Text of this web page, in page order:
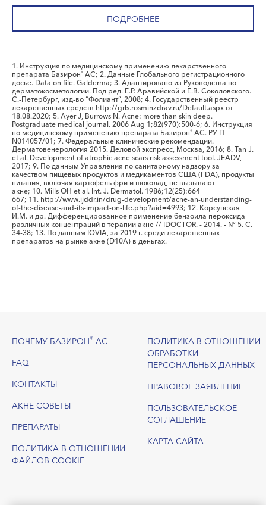
ПОДРОБНЕЕ
1. Инструкция по медицинскому применению лекарственного
препарата Базирон® АС; 2. Данные Глобального регистрационного
досье. Data on file. Galderma; 3. Адаптировано из Руководства по
дерматокосметологии. Под ред. Е.Р. Аравийской и Е.В. Соколовского.
С.-Петербург, изд-во “Фолиант”, 2008; 4. Государственный реестр
лекарственных средств http://grls.rosminzdrav.ru/Default.aspx от
18.08.2020; 5. Ayer J, Burrows N. Acne: more than skin deep.
Postgraduate medical journal. 2006 Aug 1;82(970):500-6; 6. Инструкция
по медицинскому применению препарата Базирон® АС. РУ П
N014057/01; 7. Федеральные клинические рекомендации.
Дерматовенерология 2015. Деловой экспресс, Москва, 2016; 8. Tan J.
et al. Development of atrophic acne scars risk assessment tool. JEADV,
2017; 9. По данным Управления по санитарному надзору за
качеством пищевых продуктов и медикаментов США (FDA), продукты
питания, включая картофель фри и шоколад, не вызывают
акне; 10. Mills OH et al. Int. J. Dermatol. 1986;12(25):664-
667; 11. http://www.ijddr.in/drug-development/acne-an-understanding-
of-the-disease-and-its-impact-on-life.php?aid=4993; 12. Корсунская
И.М. и др. Дифференцированное применение бензоила пероксида
различных концентраций в терапии акне // IDOCTOR. - 2014. - № 5. С.
34-38; 13. По данным IQVIA, за 2019 г. среди лекарственных
препаратов на рынке акне (D10A) в деньгах.
Footer
ПОЧЕМУ БАЗИРОН® АС
FAQ
КОНТАКТЫ
АКНЕ СОВЕТЫ
ПРЕПАРАТЫ
ПОЛИТИКА В ОТНОШЕНИИ
ФАЙЛОВ COOKIE
ПОЛИТИКА В ОТНОШЕНИИ
ОБРАБОТКИ
ПЕРСОНАЛЬНЫХ ДАННЫХ
ПРАВОВОЕ ЗАЯВЛЕНИЕ
ПОЛЬЗОВАТЕЛЬСКОЕ
СОГЛАШЕНИЕ
КАРТА САЙТА